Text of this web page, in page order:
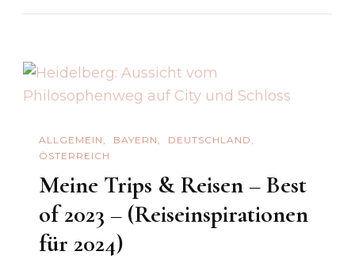
ALLGEMEIN BAYERN
DEUTSCHLAND
ÖSTERREICH
Meine Trips & Reisen – Best
of 2023 – (Reiseinspirationen
für 2024)